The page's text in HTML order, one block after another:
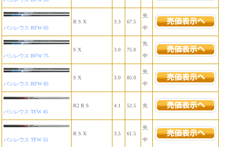
バシレウス BFW 65
R S X 3.3 67.5
先
中
バシレウス BFW 75
S X 3.0 75.0
先
中
バシレウス BFW 85
S X 3.0 85.0
先
中
バシレウス TFW 45
R2 R S 4.1 52.5 先
バシレウス TFW 55
R S X 3.5 61.5
先
中